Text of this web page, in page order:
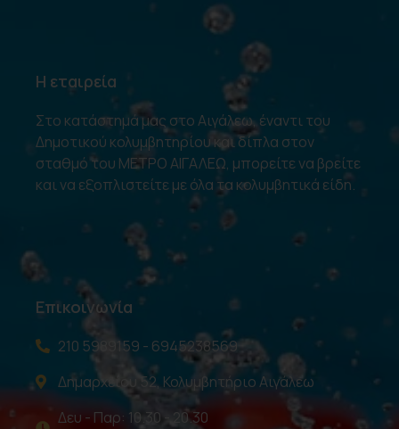
Η εταιρεία
Στο κατάστημά μας στο Αιγάλεω, έναντι του
Δημοτικού κολυμβητηρίου και δίπλα στον
σταθμό του ΜΕΤΡΟ ΑΙΓΑΛΕΩ, μπορείτε να βρείτε
και να εξοπλιστείτε με όλα τα κολυμβητικά είδη.
Επικοινωνία
210 5989159 - 6945238569
Δημαρχείου 52, Κολυμβητήριο Αιγάλεω
Δευ - Παρ: 10.30 - 20.30